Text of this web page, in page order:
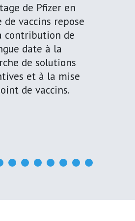
de Pfizer en
de vaccins repose
contribution de
date à la
de solutions
et à la mise
de vaccins.